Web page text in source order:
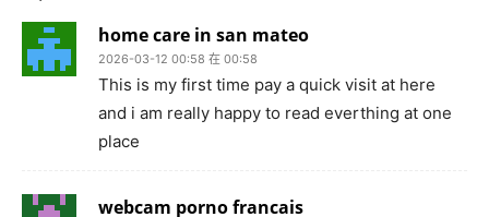
home care in san mateo
2026-03-12 00:58 在 00:58
This is my first time pay a quick visit at here
and i am really happy to read everthing at one
place
webcam porno francais